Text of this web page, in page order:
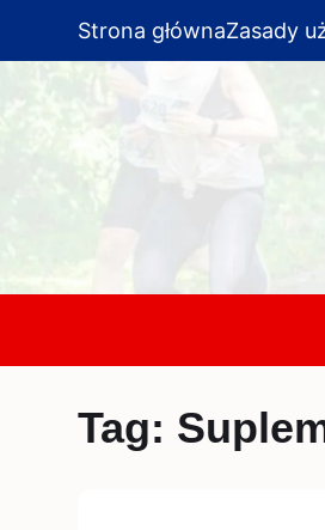
Strona głównaZasady
Tag: